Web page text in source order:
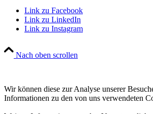
Link zu Facebook
Link zu LinkedIn
Link zu Instagram
Nach oben scrollen
Wir können diese zur Analyse unserer
Informationen zu den von uns verwendeten